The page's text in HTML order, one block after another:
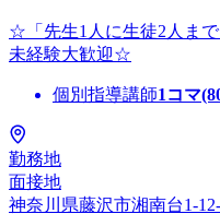
☆「先生1人に生徒2人ま
未経験大歓迎☆
個別指導講師1コマ
勤務地
面接地
神奈川県藤沢市湘南台1-